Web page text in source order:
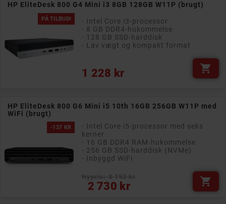
HP EliteDesk 800 G4 Mini i3 8GB 128GB W11P (brugt)
PÅ TILBUD!
- Intel Core i3-processor
- 8 GB DDR4-hukommelse
- 128 GB SSD-harddisk
- Lav vægt og kompakt format
1 228 kr
Pris 
HP EliteDesk 800 G6 Mini i5 10th 16GB 256GB W11P med
WiFi (brugt)
-137 KR
- Intel Core i5-processor med seks
kerner
- 16 GB DDR4 RAM-hukommelse
- 256 GB SSD-harddisk (NVMe)
- Inbyggd WiFi
2 730 kr
Normalpris
Pris 